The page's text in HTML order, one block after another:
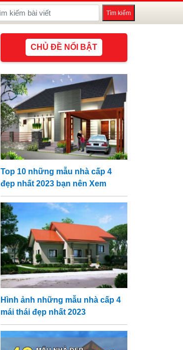
CHỦ ĐỀ NỔI BẬT
Top 10 những mẫu nhà cấp 4
đẹp nhất 2023 bạn nên Xem
Hình ảnh những mẫu nhà cấp 4
mái thái đẹp nhất 2023